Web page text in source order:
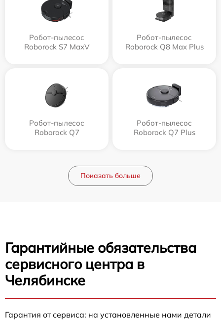
Робот-пылесос
Roborock S7 MaxV
Робот-пылесос
Roborock Q8 Max Plus
Робот-пылесос
Roborock Q7
Робот-пылесос
Roborock Q7 Plus
Показать больше
Гарантийные обязательства
сервисного центра в
Челябинске
Гарантия от сервиса: на установленные нами детали